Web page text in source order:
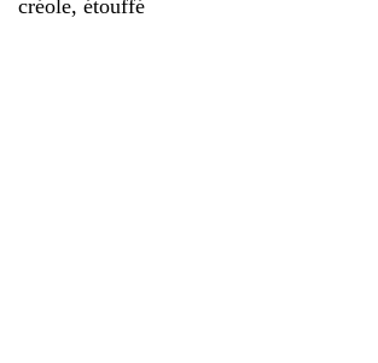
créole, étouffé